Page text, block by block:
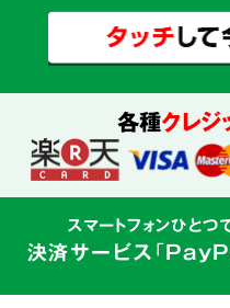
各種クレジ
スマートフォンひとつ
決済サービス「